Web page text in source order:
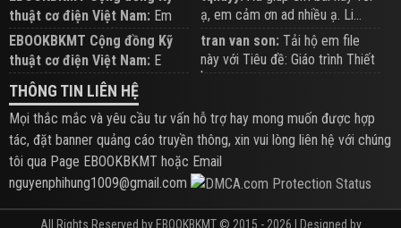
thuật cơ điện Việt Nam: Em
đăng trên Group hỗ trợ nhé
ạ, em cảm ơn ad nhiều ạ. Li...
EBOOKBKMT Cộng đồng Kỹ
thuật cơ điện Việt Nam: E
xem hỗ trợ trên Group
tran van son: Tải hộ em file
này với Tiêu đề: Giáo trình Thiết
b...
THÔNG TIN LIÊN HỆ
Mọi thắc mắc và yêu cầu tư vấn hỗ trợ hay mong muốn được hợp
tác, đặt banner quảng cáo truyền thông, xin vui lòng liên hệ với chúng
tôi qua Page EBOOKBKMT hoặc Email
nguyenphihung1009@gmail.com
All Rights Reserved by EBOOKBKMT © 2015 - 2026 | Designed by